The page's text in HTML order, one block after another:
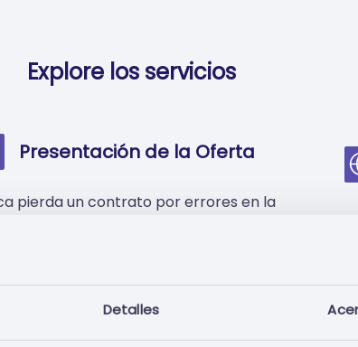
Detalles
Explore los servicios
Presentación de la Oferta
pierda un contrato por errores en la